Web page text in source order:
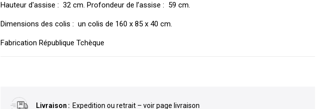
Hauteur d'assise : 32 cm. Profondeur de l’assise : 59 cm.
Dimensions des colis : un colis de 160 x 85 x 40 cm.
Fabrication République Tchèque
Livraison Expedition ou retrait – voir page livraison